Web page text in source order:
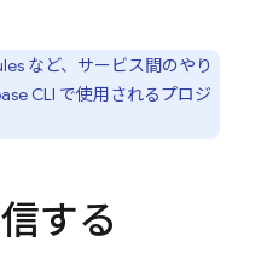
など、サービス間のやり
CLI で使用されるプロジ
する